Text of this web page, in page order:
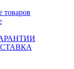
товаров